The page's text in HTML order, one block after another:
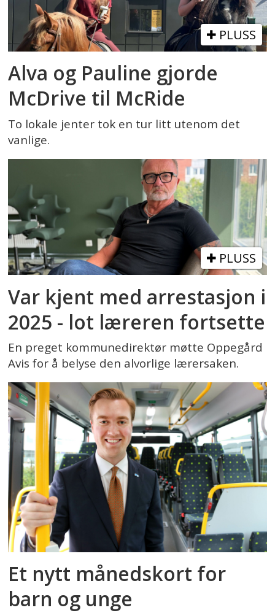
PLUSS
Alva og Pauline gjorde
McDrive til McRide
To lokale jenter tok en tur litt utenom det
vanlige.
PLUSS
Var kjent med arrestasjon i
2025 - lot læreren fortsette
En preget kommunedirektør møtte Oppegård
Avis for å belyse den alvorlige lærersaken.
Et nytt månedskort for
barn og unge